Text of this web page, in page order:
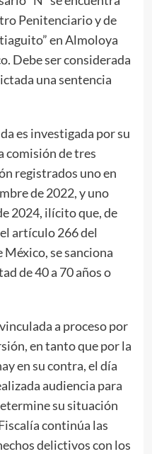
Penitenciario y de
en Almoloya
Debe ser considerada
una sentencia
es investigada por su
comisión de tres
registrados uno en
de 2022, y uno
2024, ilícito que, de
artículo 266 del
México, se sanciona
de 40 a 70 años o
a proceso por
en tanto que por la
en su contra, el día
audiencia para
su situación
continúa las
delictivos con los